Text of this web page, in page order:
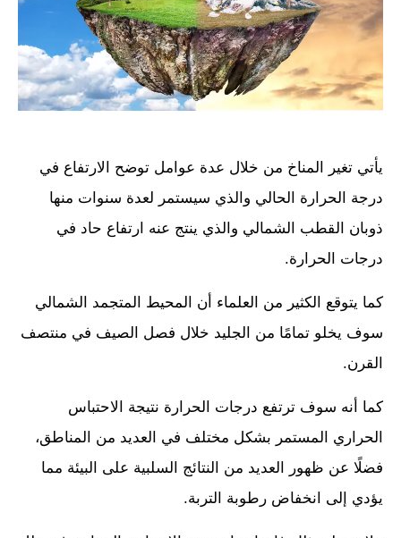
يأتي تغير المناخ من خلال عدة عوامل توضح الارتفاع في
درجة الحرارة الحالي والذي سيستمر لعدة سنوات منها
ذوبان القطب الشمالي والذي ينتج عنه ارتفاع حاد في
درجات الحرارة.
كما يتوقع الكثير من العلماء أن المحيط المتجمد الشمالي
سوف يخلو تمامًا من الجليد خلال فصل الصيف في منتصف
القرن.
كما أنه سوف ترتفع درجات الحرارة نتيجة الاحتباس
الحراري المستمر بشكل مختلف في العديد من المناطق،
فضلًا عن ظهور العديد من النتائج السلبية على البيئة مما
يؤدي إلى انخفاض رطوبة التربة.